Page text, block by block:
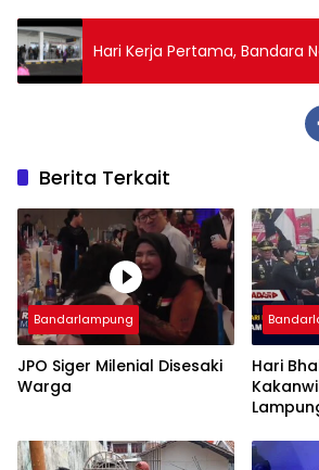
Hari Kerja Pertama, Bandara
Berita Terkait
Bandarlampung
JPO Siger Milenial Disesaki
Warga
Hari